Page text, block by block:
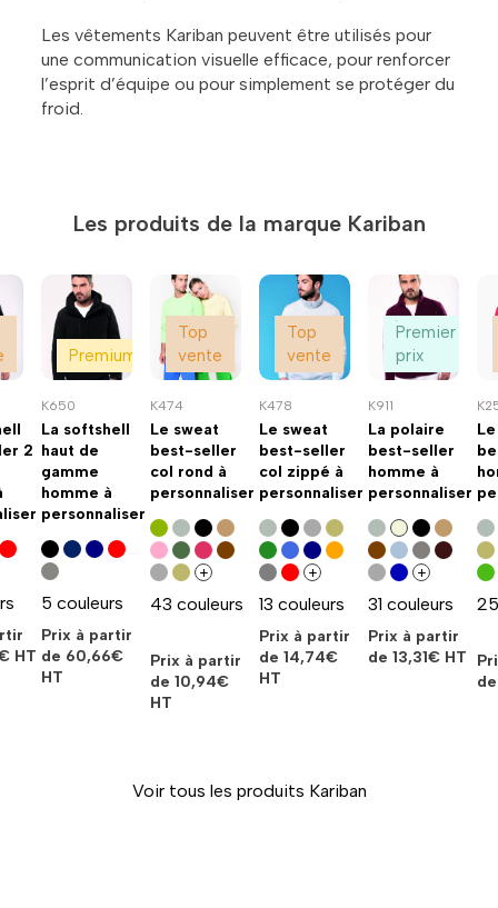
Les vêtements Kariban peuvent être utilisés pour
une communication visuelle efficace, pour renforcer
l’esprit d’équipe ou pour simplement se protéger du
froid.
Les produits de la marque Kariban
2
HT
Premium
K650
La softshell
haut de
gamme
homme à
personnaliser
5 couleurs
Prix à partir
de 60,66€
HT
Top
vente
K474
Le sweat
best-seller
col rond à
personnaliser
+
43 couleurs
Prix à partir
de 10,94€
HT
Top
vente
K478
Le sweat
best-seller
col zippé à
personnaliser
+
13 couleurs
Prix à partir
de 14,74€
HT
Premier
prix
K911
La polaire
best-seller
homme à
personnaliser
+
31 couleurs
Prix à partir
de 13,31€ HT
Voir tous les produits Kariban